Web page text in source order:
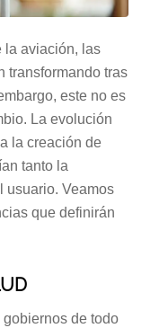
la aviación, las
transformando tras
este no es
La evolución
la creación de
tanto la
usuario. Veamos
que definirán
de todo